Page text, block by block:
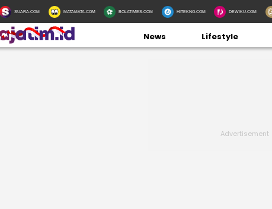
SUARA.COM MATAMATA.COM BOLATIMES.COM HITEKNO.COM DEWIKU.COM
News Lifestyle